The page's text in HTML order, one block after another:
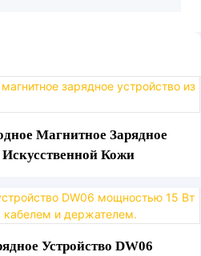
Магнитное Зарядное
Искусственной Кожи
Устройство DW06